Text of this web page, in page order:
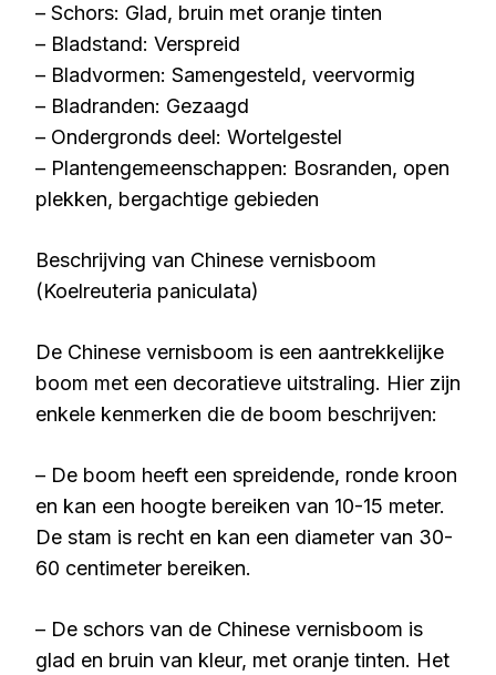
– Schors: Glad, bruin met oranje tinten
– Bladstand: Verspreid
– Bladvormen: Samengesteld, veervormig
– Bladranden: Gezaagd
– Ondergronds deel: Wortelgestel
– Plantengemeenschappen: Bosranden, open
plekken, bergachtige gebieden
Beschrijving van Chinese vernisboom
(Koelreuteria paniculata)
De Chinese vernisboom is een aantrekkelijke
boom met een decoratieve uitstraling. Hier zijn
enkele kenmerken die de boom beschrijven:
– De boom heeft een spreidende, ronde kroon
en kan een hoogte bereiken van 10-15 meter.
De stam is recht en kan een diameter van 30-
60 centimeter bereiken.
– De schors van de Chinese vernisboom is
glad en bruin van kleur, met oranje tinten. Het